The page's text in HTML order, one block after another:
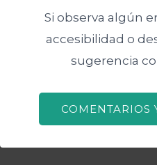
Si observa algún
accesibilidad o
sugerencia
COMENTARIOS